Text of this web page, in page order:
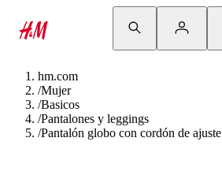
hm.com
/Mujer
/Basicos
/Pantalones y leggings
/Pantalón globo con cordón de ajuste